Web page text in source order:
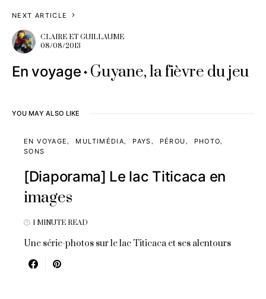
NEXT ARTICLE
CLAIRE ET GUILLAUME
08/08/2013
En voyage Guyane, la fièvre du jeu
YOU MAY ALSO LIKE
EN VOYAGE MULTIMÉDIA PAYS PÉROU
PHOTO
SONS
[Diaporama] Le lac Titicaca en
images
1 MINUTE READ
Une série-photos sur le lac Titicaca et ses alentours